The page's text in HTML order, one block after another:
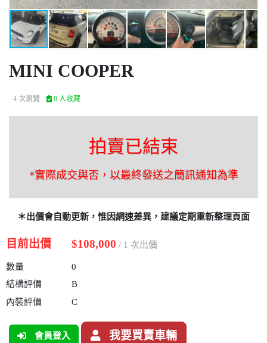
MINI COOPER
4 次瀏覽 0 人收藏
拍賣已結束
*實際成交與否，以最終發送之簡訊通知為準
＊出價會自動更新，惟因網速差異，建議定期重新整理頁面
目前出價 $108,000 / 1 次出價
數量
0
結構評價
B
內裝評價
C
會員登入 我要買賣車輛